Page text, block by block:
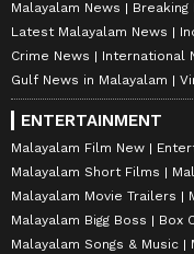
Malayalam News
Breaking
Latest Malayalam News
Crime News
International
Gulf News in Malayalam
ENTERTAINMENT
Malayalam Film New
Malayalam Short Films
Malayalam Movie Trailers
Malayalam Bigg Boss
Box
Malayalam Songs & Music